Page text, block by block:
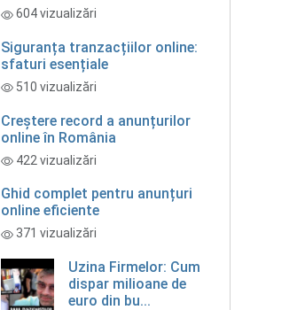
604 vizualizări
Siguranța tranzacțiilor online:
sfaturi esențiale
510 vizualizări
Creștere record a anunțurilor
online în România
422 vizualizări
Ghid complet pentru anunțuri
online eficiente
371 vizualizări
Uzina Firmelor: Cum
dispar milioane de
euro din bu...